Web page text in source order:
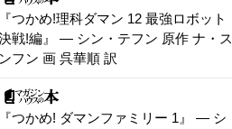
『つかめ!理科ダマン 12 最強ロボット
戦!編』 — シン・テフン 原作 ナ・ス
ンフン 画 呉華順 訳
『つかめ! ダマンファミリー 1』 — シ